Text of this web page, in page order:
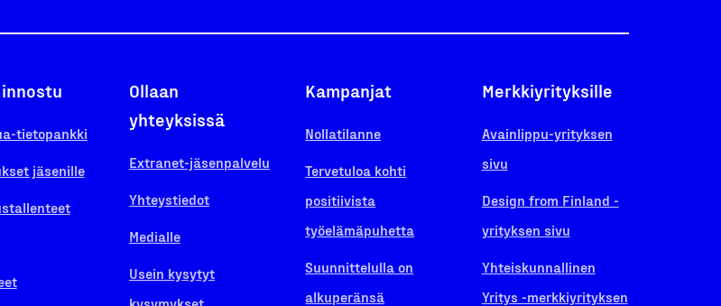
innostu
tietopankki
jäsenille
Ollaan
yhteyksissä
Extranet-jäsenpalvelu
Yhteystiedot
Medialle
Usein kysytyt
Kampanjat
Nollatilanne
Tervetuloa kohti
positiivista
työelämäpuhetta
Suunnittelulla on
alkuperänsä
Merkkiyrityksille
Avainlippu-yrityksen
sivu
Design from Finland -
yrityksen sivu
Yhteiskunnallinen
Yritys -merkkiyrityksen